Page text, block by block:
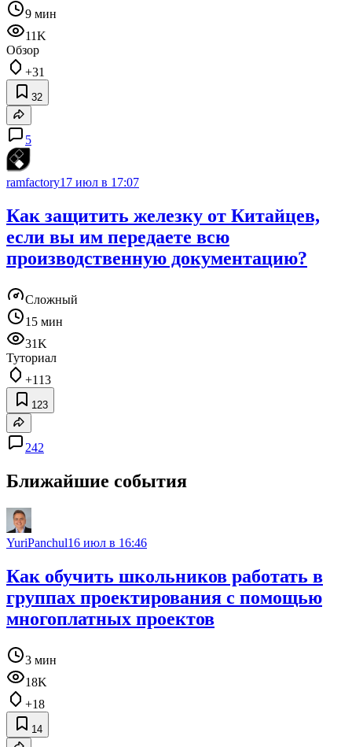
9 мин
11K
Обзор
+31
32
5
ramfactory17 июл в 17:07
Как защитить железку от Китайцев,
если вы им передаете всю
производственную документацию?
Сложный
15 мин
31K
Туториал
+113
123
242
Ближайшие события
YuriPanchul16 июл в 16:46
Как обучить школьников работать в
группах проектирования с помощью
многоплатных проектов
3 мин
18K
+18
14